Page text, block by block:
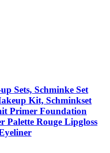
Sets, Schminke Set
Kit, Schminkset
Primer Foundation
Palette Rouge Lipgloss